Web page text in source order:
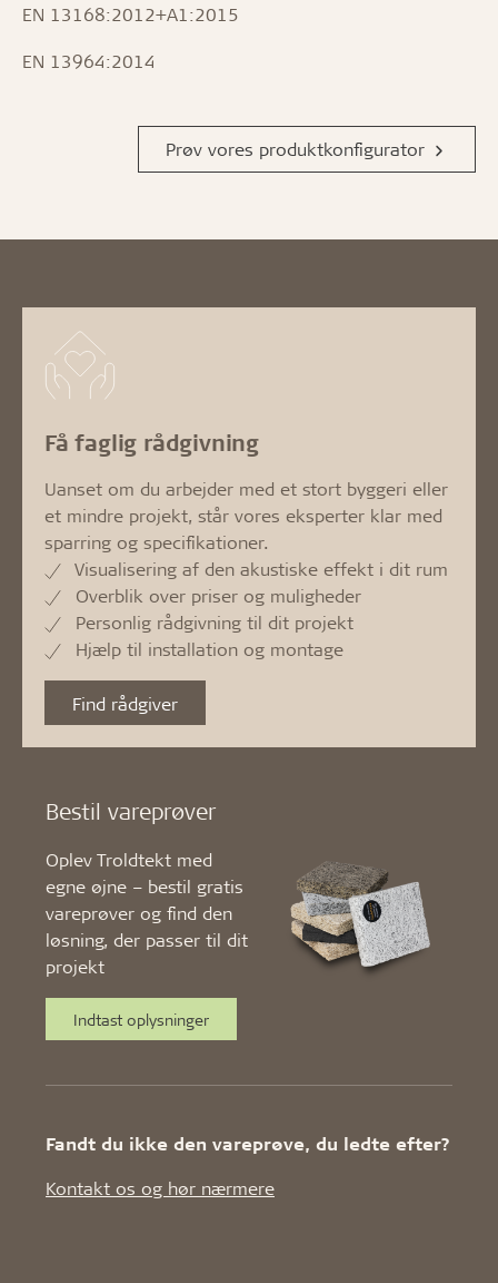
EN 13168:2012+A1:2015
EN 13964:2014
Prøv vores produktkonfigurator
Få faglig rådgivning
Uanset om du arbejder med et stort byggeri eller
et mindre projekt, står vores eksperter klar med
sparring og specifikationer.
Visualisering af den akustiske effekt i dit rum
Overblik over priser og muligheder
Personlig rådgivning til dit projekt
Hjælp til installation og montage
Find rådgiver
Bestil vareprøver
Oplev Troldtekt med
egne øjne – bestil gratis
vareprøver og find den
løsning, der passer til dit
projekt
Indtast oplysninger
Fandt du ikke den vareprøve, du ledte efter?
Kontakt os og hør nærmere